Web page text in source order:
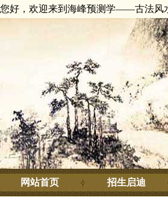
您好，欢迎来到海峰预测学——古法风
网站首页 招生启迪